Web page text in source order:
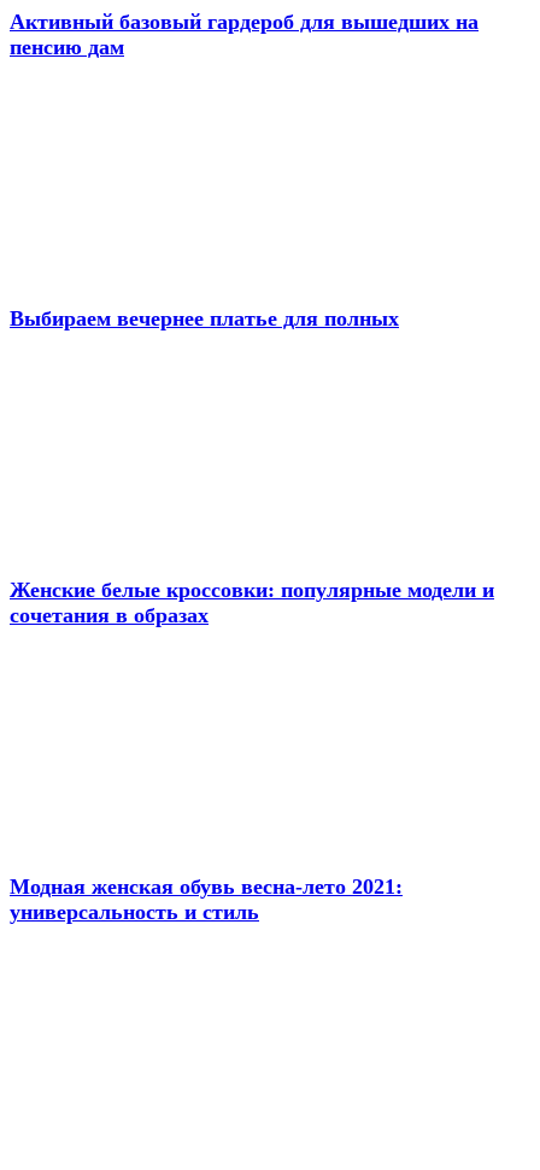
Активный базовый гардероб для вышедших на
пенсию дам
Выбираем вечернее платье для полных
Женские белые кроссовки: популярные модели и
сочетания в образах
Модная женская обувь весна-лето 2021:
универсальность и стиль